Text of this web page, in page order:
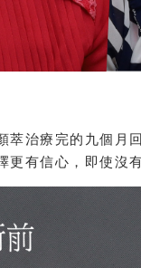
萃治療完的九個月
更有信心，即使沒